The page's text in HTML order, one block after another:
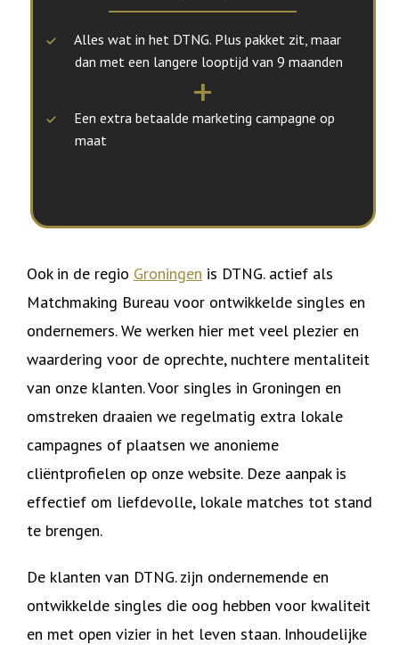
Alles wat in het DTNG. Plus pakket zit, maar
dan met een langere looptijd van 9 maanden
+
Een extra betaalde marketing campagne op
maat
Ook in de regio Groningen is DTNG. actief als
Matchmaking Bureau voor ontwikkelde singles en
ondernemers. We werken hier met veel plezier en
waardering voor de oprechte, nuchtere mentaliteit
van onze klanten. Voor singles in Groningen en
omstreken draaien we regelmatig extra lokale
campagnes of plaatsen we anonieme
cliëntprofielen op onze website. Deze aanpak is
effectief om liefdevolle, lokale matches tot stand
te brengen.
De klanten van DTNG. zijn ondernemende en
ontwikkelde singles die oog hebben voor kwaliteit
en met open vizier in het leven staan. Inhoudelijke